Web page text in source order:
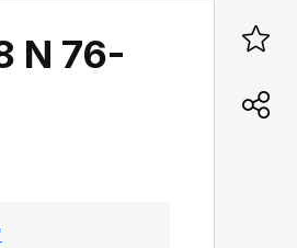
N 76-